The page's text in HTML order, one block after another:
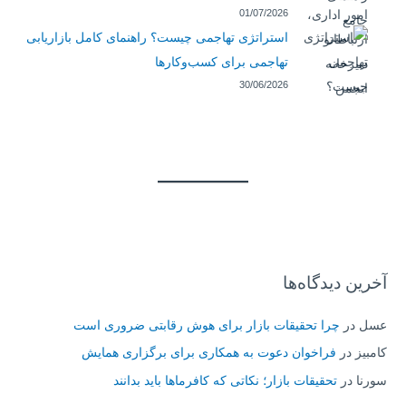
01/07/2026
استراتژی تهاجمی چیست؟ راهنمای کامل بازاریابی
تهاجمی برای کسب‌وکارها
30/06/2026
آخرین دیدگاه‌ها
عسل در چرا تحقیقات بازار برای هوش رقابتی ضروری است
کامبیز در فراخوان دعوت به همکاری برای برگزاری همایش
سورنا درتحقیقات بازار؛ نکاتی که کافرماها باید بدانند